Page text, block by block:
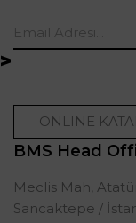
ONLINE
BMS Head
Meclis Mah,
Sancaktepe /